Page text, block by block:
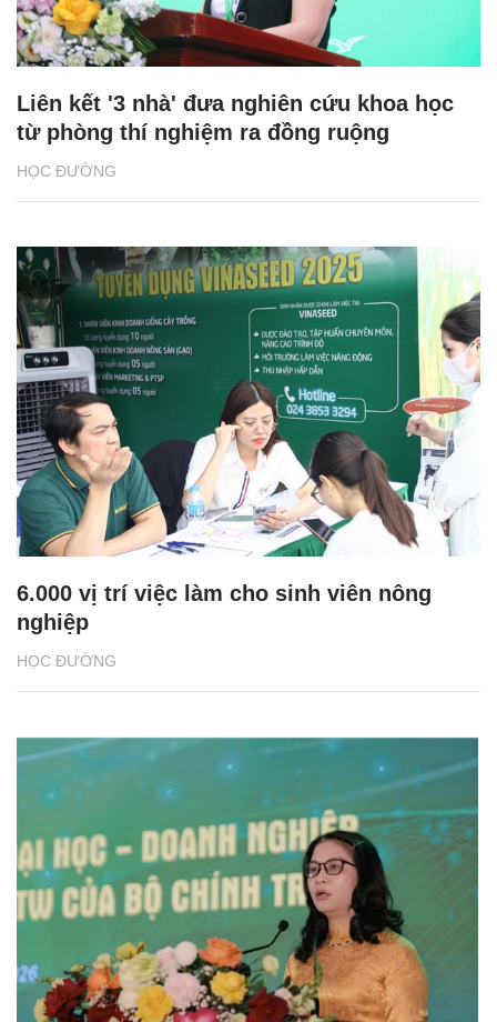
HỌC ĐƯỜNG
Liên kết '3 nhà' đưa nghiên cứu khoa học
từ phòng thí nghiệm ra đồng ruộng
HỌC ĐƯỜNG
6.000 vị trí việc làm cho sinh viên nông
nghiệp